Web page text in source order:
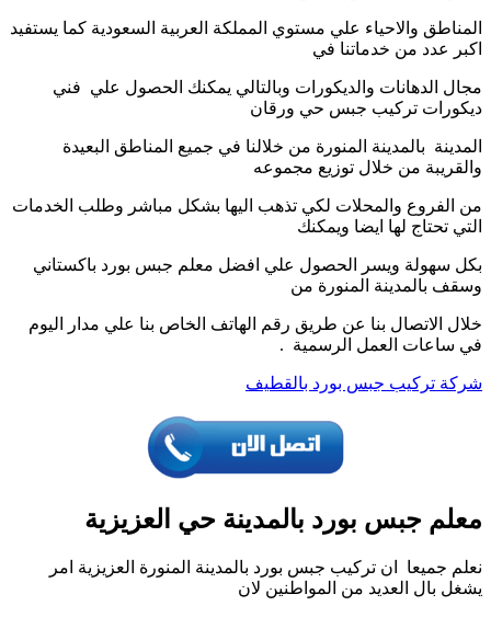
المناطق والاحياء علي مستوي المملكة العربية السعودية كما يستفيد
اكبر عدد من خدماتنا في
مجال الدهانات والديكورات وبالتالي يمكنك الحصول علي فني
ديكورات تركيب جبس حي ورقان
المدينة بالمدينة المنورة من خلالنا في جميع المناطق البعيدة
والقريبة من خلال توزيع مجموعه
من الفروع والمحلات لكي تذهب اليها بشكل مباشر وطلب الخدمات
التي تحتاج لها ايضا ويمكنك
بكل سهولة ويسر الحصول علي افضل معلم جبس بورد باكستاني
وسقف بالمدينة المنورة من
خلال الاتصال بنا عن طريق رقم الهاتف الخاص بنا علي مدار اليوم
في ساعات العمل الرسمية .
شركة تركيب جبس بورد بالقطيف
معلم جبس بورد بالمدينة حي العزيزية
نعلم جميعا ان تركيب جبس بورد بالمدينة المنورة العزيزية امر
يشغل بال العديد من المواطنين لان